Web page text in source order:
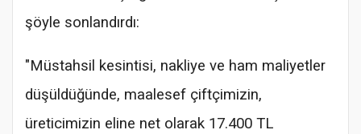
şöyle sonlandırdı:
"Müstahsil kesintisi, nakliye ve ham maliyetler
düşüldüğünde, maalesef çiftçimizin,
üreticimizin eline net olarak 17.400 TL